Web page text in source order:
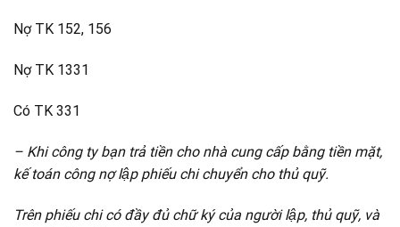
Nợ TK 152, 156
Nợ TK 1331
Có TK 331
– Khi công ty bạn trả tiền cho nhà cung cấp bằng tiền mặt,
kế toán công nợ lập phiếu chi chuyển cho thủ quỹ.
Trên phiếu chi có đầy đủ chữ ký của người lập, thủ quỹ, và